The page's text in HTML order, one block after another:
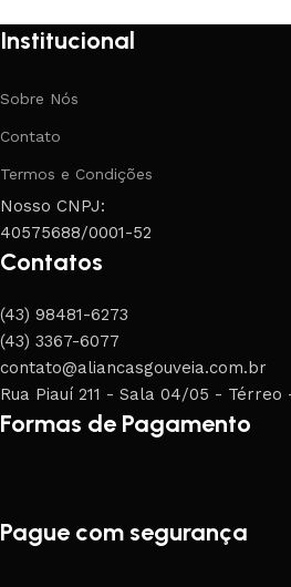
Institucional
Sobre Nós
Contato
Termos e Condições
Nosso CNPJ:
40575688/0001-52
Contatos
(43) 98481-6273
(43) 3367-6077
contato@aliancasgouveia.com.br
Rua Piauí 211 - Sala 04/05 - Térreo
Formas de Pagamento
Pague com segurança